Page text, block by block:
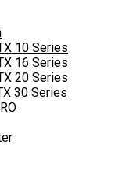
10 Series
16 Series
20 Series
30 Series